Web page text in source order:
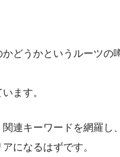
どうかというルーツ
ます。
連キーワードを網羅し
になるはずです。